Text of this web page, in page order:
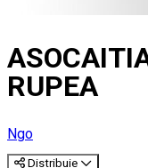
RUPEA
Ngo
Distribuie